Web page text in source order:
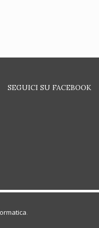
SEGUICI SU FACEBOOK
.